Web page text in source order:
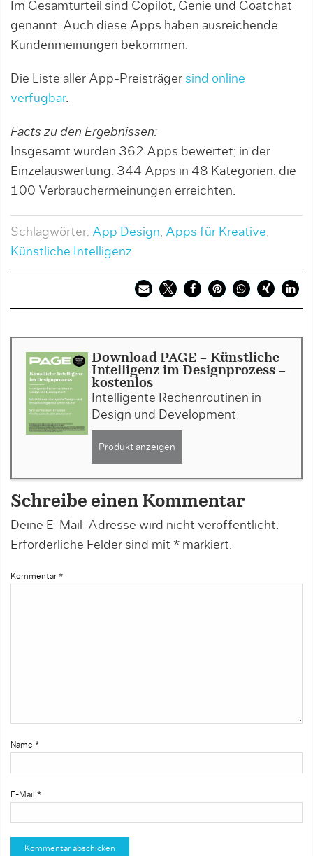
Im Gesamturteil sind Copilot, Genie und Goatchat
genannt. Auch diese Apps haben ausreichende
Kundenmeinungen bekommen.
Die Liste aller App-Preisträger sind online
verfügbar.
Facts zu den Ergebnissen:
Insgesamt wurden 362 Apps bewertet; in der
Einzelauswertung: 344 Apps in 48 Kategorien, die
100 Verbrauchermeinungen erreichten.
Schlagwörter: App Design, Apps für Kreative,
Künstliche Intelligenz
Download PAGE - Künstliche
Intelligenz im Designprozess -
kostenlos
Intelligente Rechenroutinen in
Design und Development
Produkt anzeigen
Schreibe einen Kommentar
Deine E-Mail-Adresse wird nicht veröffentlicht.
Erforderliche Felder sind mit * markiert.
Kommentar *
Name *
E-Mail *